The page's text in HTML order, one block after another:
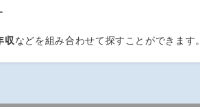
収などを組み合わせて探すことができます。